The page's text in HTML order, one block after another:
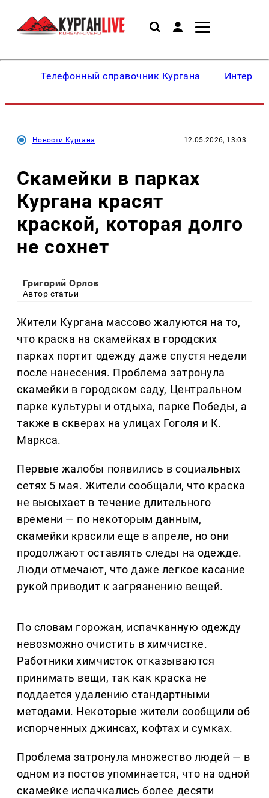
Телефонный справочник Кургана
Новости Кургана 12.05.2026, 13:03
Скамейки в парках
Кургана красят
краской, которая долго
не сохнет
Григорий Орлов
Автор статьи
Жители Кургана массово жалуются на то,
что краска на скамейках в городских
парках портит одежду даже спустя недели
после нанесения. Проблема затронула
скамейки в городском саду, Центральном
парке культуры и отдыха, парке Победы, а
также в скверах на улицах Гоголя и К.
Маркса.
Первые жалобы появились в социальных
сетях 5 мая. Жители сообщали, что краска
не высыхает в течение длительного
времени — по некоторым данным,
скамейки красили еще в апреле, но они
продолжают оставлять следы на одежде.
Люди отмечают, что даже легкое касание
рукой приводит к загрязнению вещей.
По словам горожан, испачканную одежду
невозможно очистить в химчистке.
Работники химчисток отказываются
принимать вещи, так как краска не
поддается удалению стандартными
методами. Некоторые жители сообщили об
испорченных джинсах, кофтах и сумках.
Проблема затронула множество людей — в
одном из постов упоминается, что на одной
скамейке испачкались более десяти